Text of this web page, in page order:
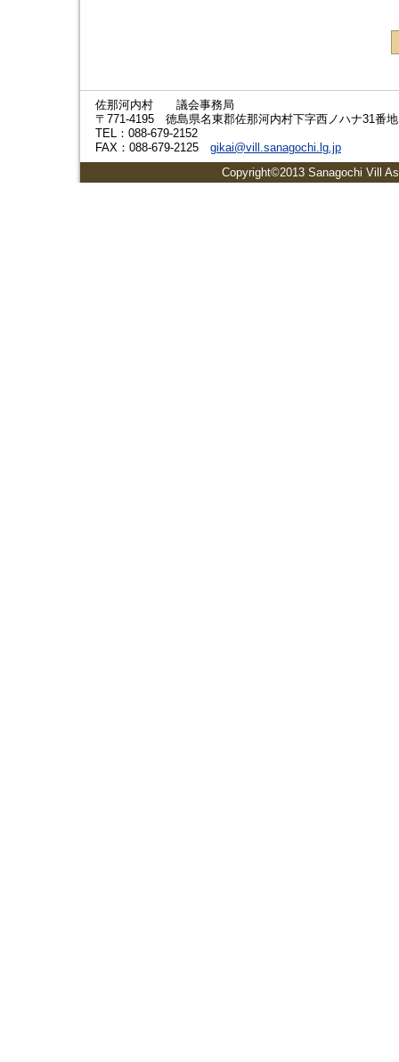
佐那河内村 議会事務局
〒771-4195 徳島県名東郡佐那河内村下字西ノハナ31番地
TEL：088-679-2152
FAX：088-679-2125 gikai@vill.sanagochi.lg.jp
Copyright©2013 Sanagochi Vill